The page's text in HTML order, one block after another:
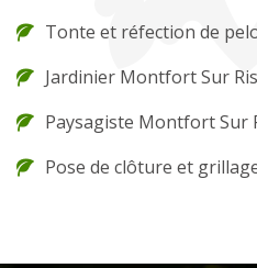
Tonte et réfection de
Jardinier Montfort Sur
Paysagiste Montfort Sur
Pose de clôture et